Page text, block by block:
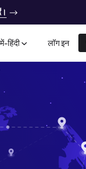
में-हिंदी लॉग इन